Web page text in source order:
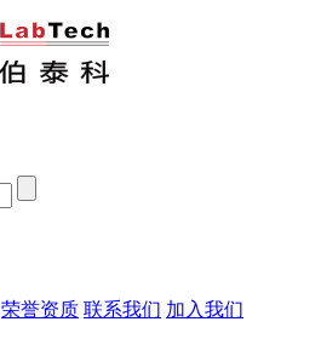
荣誉资质 联系我们 加入我们